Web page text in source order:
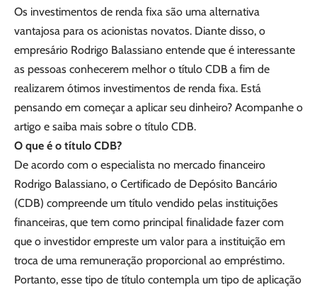
Os investimentos de renda fixa são uma alternativa
vantajosa para os acionistas novatos. Diante disso, o
empresário Rodrigo Balassiano entende que é interessante
as pessoas conhecerem melhor o título CDB a fim de
realizarem ótimos investimentos de renda fixa. Está
pensando em começar a aplicar seu dinheiro? Acompanhe o
artigo e saiba mais sobre o título CDB.
O que é o título CDB?
De acordo com o especialista no mercado financeiro
Rodrigo Balassiano, o Certificado de Depósito Bancário
(CDB) compreende um título vendido pelas instituições
financeiras, que tem como principal finalidade fazer com
que o investidor empreste um valor para a instituição em
troca de uma remuneração proporcional ao empréstimo.
Portanto, esse tipo de título contempla um tipo de aplicação